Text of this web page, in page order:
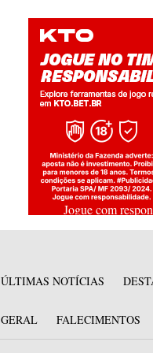
Jogue com
ÚLTIMAS NOTÍCIAS
GERAL FALECIMENTOS